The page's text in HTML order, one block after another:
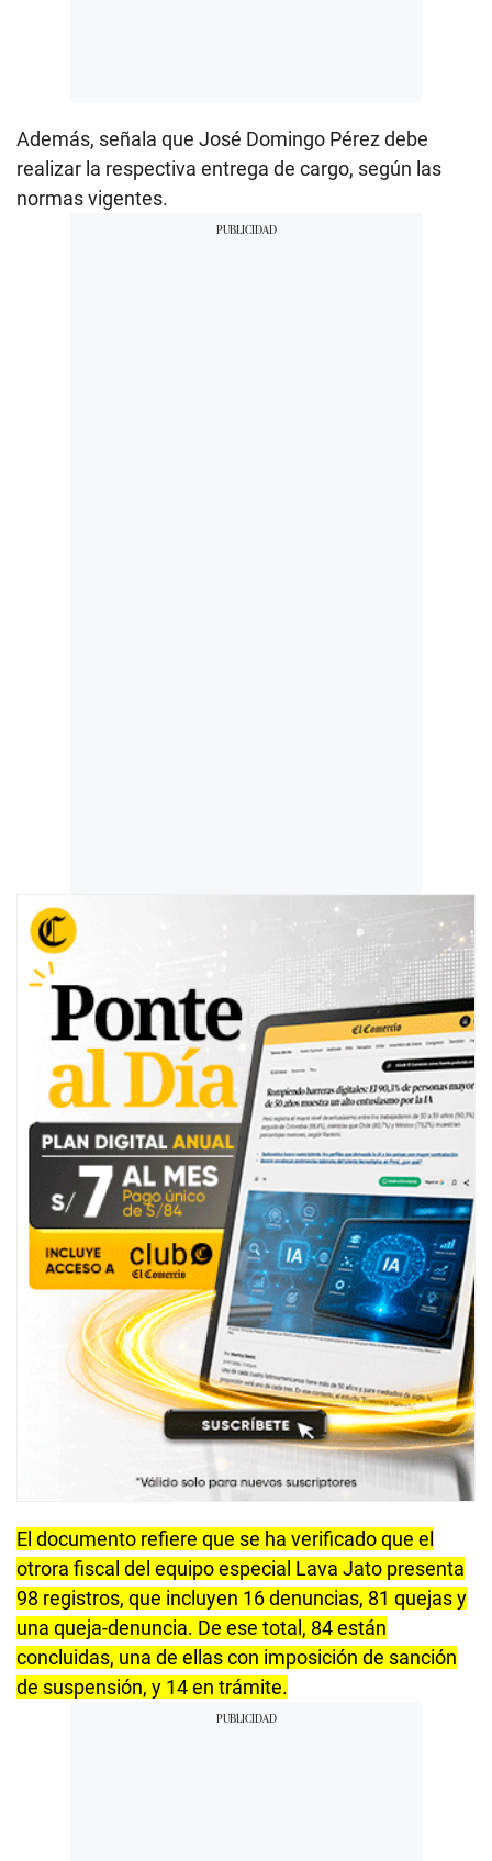
Además, señala que José Domingo Pérez debe
realizar la respectiva entrega de cargo, según las
normas vigentes.
El documento refiere que se ha verificado que el
otrora fiscal del equipo especial Lava Jato presenta
98 registros, que incluyen 16 denuncias, 81 quejas y
una queja-denuncia. De ese total, 84 están
concluidas, una de ellas con imposición de sanción
de suspensión, y 14 en trámite.